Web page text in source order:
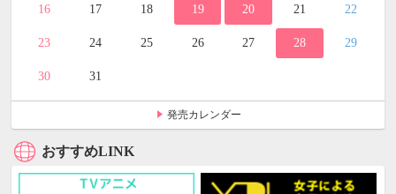
16 17 18 19 20 21 22
23 24 25 26 27 28 29
30 31
発売カレンダー
おすすめLINK